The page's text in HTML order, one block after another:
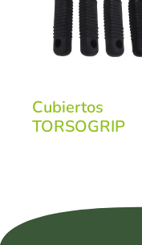
Cubiertos
TORSOGRIP